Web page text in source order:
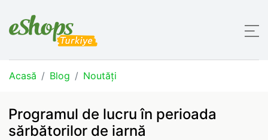
Acasă Blog Noutăți
Programul de lucru în perioada
sărbătorilor de iarnă